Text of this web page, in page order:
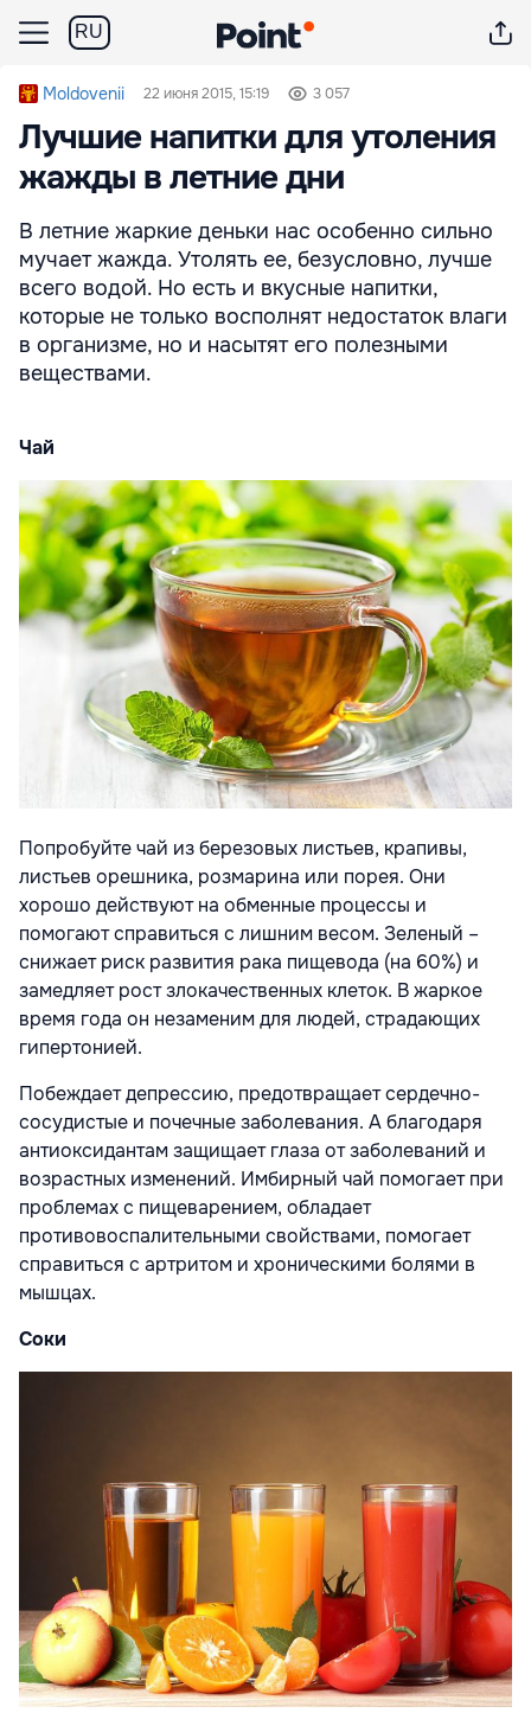
RU
Moldovenii 22 июня 2015, 15:19 3 057
Лучшие напитки для утоления
жажды в летние дни
В летние жаркие деньки нас особенно сильно
мучает жажда. Утолять ее, безусловно, лучше
всего водой. Но есть и вкусные напитки,
которые не только восполнят недостаток влаги
в организме, но и насытят его полезными
веществами.
Чай
Попробуйте чай из березовых листьев, крапивы,
листьев орешника, розмарина или порея. Они
хорошо действуют на обменные процессы и
помогают справиться с лишним весом. Зеленый –
снижает риск развития рака пищевода (на 60%) и
замедляет рост злокачественных клеток. В жаркое
время года он незаменим для людей, страдающих
гипертонией.
Побеждает депрессию, предотвращает сердечно-
сосудистые и почечные заболевания. А благодаря
антиоксидантам защищает глаза от заболеваний и
возрастных изменений. Имбирный чай помогает при
проблемах с пищеварением, обладает
противовоспалительными свойствами, помогает
справиться с артритом и хроническими болями в
мышцах.
Соки